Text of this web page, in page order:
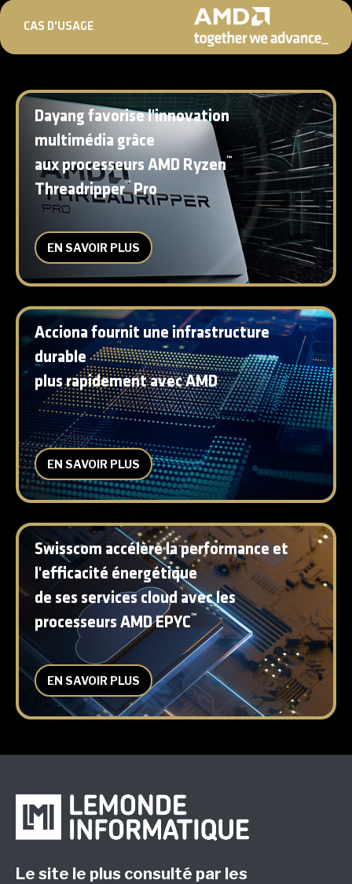
CAS D'USAGE
Dayang favorise l'innovation
multimédia grâce
aux processeurs AMD Ryzen™
Threadripper™Pro
EN SAVOIR PLUS
Acciona fournit une infrastructure
durable
plus rapidement avec AMD
EN SAVOIR PLUS
Swisscom accélère la performance et
l'efficacité énergétique
de ses services cloud avec les
processeurs AMD EPYC™
EN SAVOIR PLUS
Le site le plus consulté par les